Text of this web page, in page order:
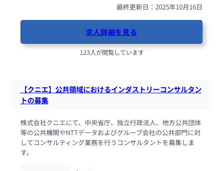
最終更新日：2025年10月16日
求人詳細を見る
123人が閲覧しています
【クニエ】公共領域におけるインダストリーコンサルタン
トの募集
株式会社クニエにて、中央省庁、独立行政法人、地方公共団体
等の公共機関やNTTデータおよびグループ会社の公共部門に対
してコンサルティング業務を行うコンサルタントを募集しま
す。